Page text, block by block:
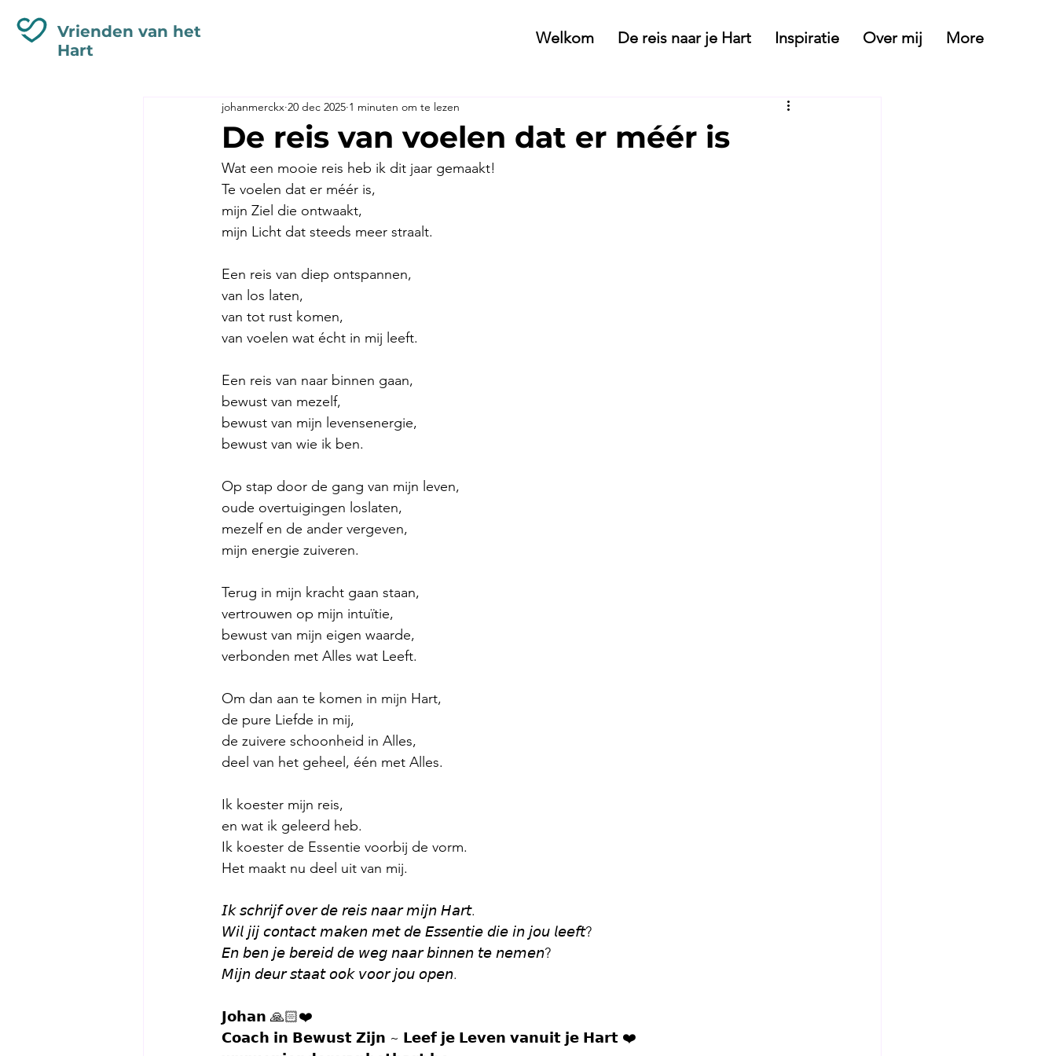
Vrienden van het
Hart
Welkom De reis naar je Hart Inspiratie Over mij More
De reis van voelen dat er méér is
johanmerckx 20 dec 2025 1 minuten om te lezen
Wat een mooie reis heb ik dit jaar gemaakt!
Te voelen dat er méér is,
mijn Ziel die ontwaakt,
mijn Licht dat steeds meer straalt.
Een reis van diep ontspannen,
van los laten,
van tot rust komen,
van voelen wat écht in mij leeft.
Een reis van naar binnen gaan,
bewust van mezelf,
bewust van mijn levensenergie,
bewust van wie ik ben.
Op stap door de gang van mijn leven,
oude overtuigingen loslaten,
mezelf en de ander vergeven,
mijn energie zuiveren.
Terug in mijn kracht gaan staan,
vertrouwen op mijn intuïtie,
bewust van mijn eigen waarde,
verbonden met Alles wat Leeft.
Om dan aan te komen in mijn Hart,
de pure Liefde in mij,
de zuivere schoonheid in Alles,
deel van het geheel, één met Alles.
Ik koester mijn reis,
en wat ik geleerd heb.
Ik koester de Essentie voorbij de vorm.
Het maakt nu deel uit van mij.
𝘐𝘬 𝘴𝘤𝘩𝘳𝘪𝘫𝘧 𝘰𝘷𝘦𝘳 𝘥𝘦 𝘳𝘦𝘪𝘴 𝘯𝘢𝘢𝘳 𝘮𝘪𝘫𝘯 𝘏𝘢𝘳𝘵.
𝘞𝘪𝘭 𝘫𝘪𝘫 𝘤𝘰𝘯𝘵𝘢𝘤𝘵 𝘮𝘢𝘬𝘦𝘯 𝘮𝘦𝘵 𝘥𝘦 𝘌𝘴𝘴𝘦𝘯𝘵𝘪𝘦 𝘥𝘪𝘦 𝘪𝘯 𝘫𝘰𝘶 𝘭𝘦𝘦𝘧𝘵?
𝘌𝘯 𝘣𝘦𝘯 𝘫𝘦 𝘣𝘦𝘳𝘦𝘪𝘥 𝘥𝘦 𝘸𝘦𝘨 𝘯𝘢𝘢𝘳 𝘣𝘪𝘯𝘯𝘦𝘯 𝘵𝘦 𝘯𝘦𝘮𝘦𝘯?
𝘔𝘪𝘫𝘯 𝘥𝘦𝘶𝘳 𝘴𝘵𝘢𝘢𝘵 𝘰𝘰𝘬 𝘷𝘰𝘰𝘳 𝘫𝘰𝘶 𝘰𝘱𝘦𝘯.
𝗝𝗼𝗵𝗮𝗻 🙏🏻❤️
𝗖𝗼𝗮𝗰𝗵 𝗶𝗻 𝗕𝗲𝘄𝘂𝘀𝘁 𝗭𝗶𝗷𝗻 ~ 𝗟𝗲𝗲𝗳 𝗷𝗲 𝗟𝗲𝘃𝗲𝗻 𝘃𝗮𝗻𝘂𝗶𝘁 𝗷𝗲 𝗛𝗮𝗿𝘁 ❤️